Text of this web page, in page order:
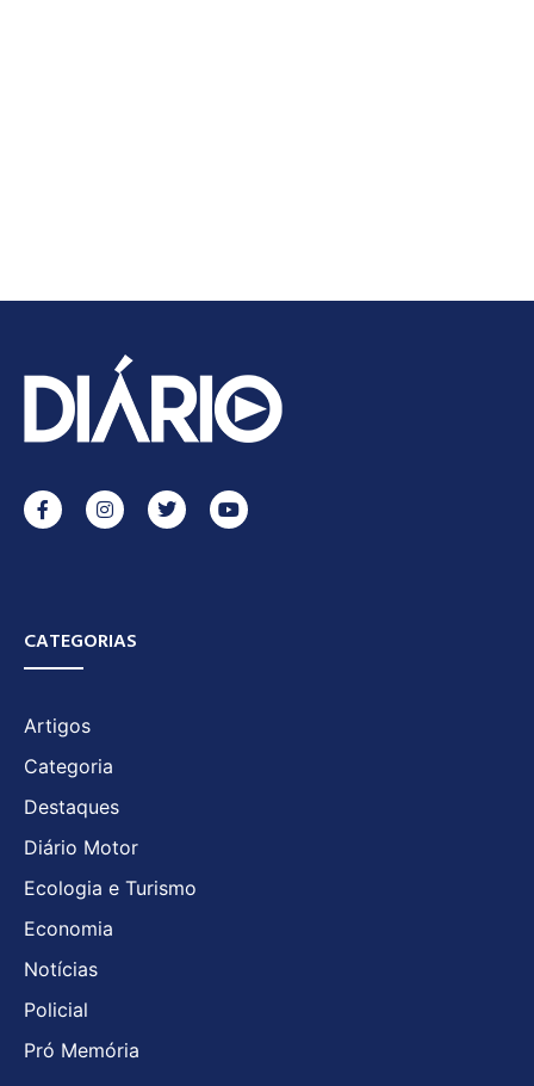
CATEGORIAS
Artigos
Categoria
Destaques
Diário Motor
Ecologia e Turismo
Economia
Notícias
Policial
Pró Memória